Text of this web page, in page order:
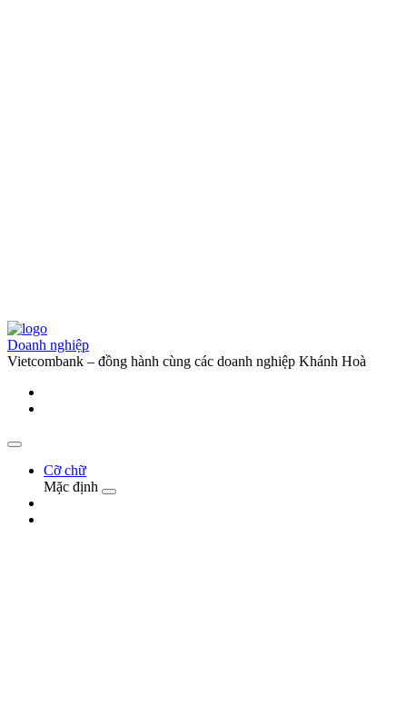
Doanh nghiệp
Vietcombank – đồng hành cùng các doanh nghiệp Khánh Hoà
Cỡ chữ
Mặc định